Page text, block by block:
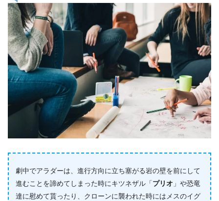
劇中でアラダーは、進行方向に立ち塞がる岩の壁を前にして
進むことを諦めてしまった時にキツネザル「プリオ 」や恐竜
達に慰めて貰ったり、クローンに襲われた時にはメスのイグ